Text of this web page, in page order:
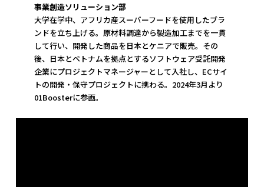
事業創造ソリューション部
大学在学中、アフリカ産スーパーフードを使用したブラ
ンドを立ち上げる。原材料調達から製造加工までを一貫
して行い、開発した商品を日本とケニアで販売。その
後、日本とベトナムを拠点とするソフトウェア受託開発
企業にプロジェクトマネージャーとして入社し、ECサイ
トの開発・保守プロジェクトに携わる。2024年3月より
01Boosterに参画。